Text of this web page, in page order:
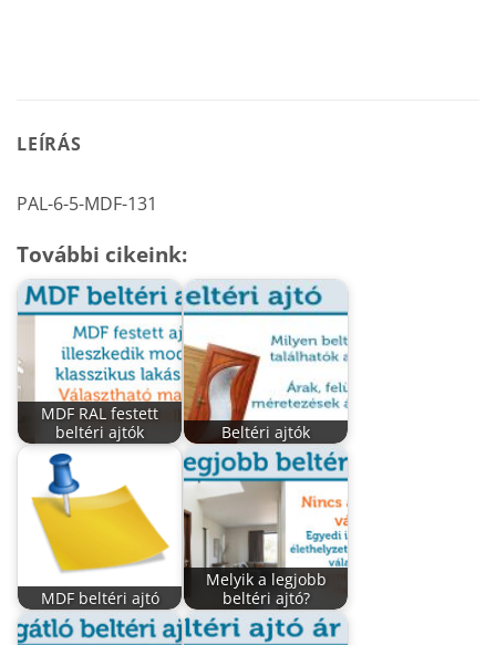
LEÍRÁS
PAL-6-5-MDF-131
További cikeink:
MDF RAL festett
beltéri ajtók
Beltéri ajtók
MDF beltéri ajtó
Melyik a legjobb
beltéri ajtó?